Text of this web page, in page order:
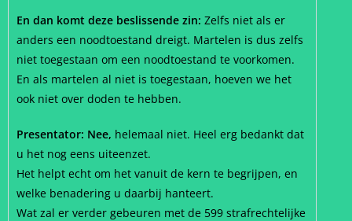
En dan komt deze beslissende zin: Zelfs niet als er
anders een noodtoestand dreigt. Martelen is dus zelfs
niet toegestaan om een noodtoestand te voorkomen.
En als martelen al niet is toegestaan, hoeven we het
ook niet over doden te hebben.
Presentator: Nee, helemaal niet. Heel erg bedankt dat
u het nog eens uiteenzet.
Het helpt echt om het vanuit de kern te begrijpen, en
welke benadering u daarbij hanteert.
Wat zal er verder gebeuren met de 599 strafrechtelijke